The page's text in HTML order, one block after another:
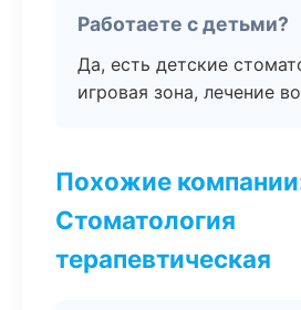
Работаете с детьми?
Да, есть детские
игровая зона, лечение
Похожие
Стоматология
терапевтическая